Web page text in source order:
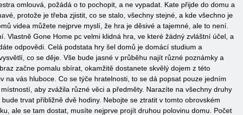
omlouvá, požádá o to pochopit, a ne vypadat. Kate přijde do domu a
protože je třeba zjistit, co se stalo, všechny stejné, a kde všechno je
videa můžete nejprve myslí, že hra je děsivé a tajemné, ale to není.
Vlastně Gone Home pc velmi klidná hra, ve které žádný zvláštní účel, a
odpovědi. Celá podstata hry šel domů je domácí studium a
co se děje. Vše bude jasné v průběhu najít různé poznámky a
začne pomalu sbírat, okamžitě dostanete skvělý dojem z této
vás hluboce. Co se týče hratelnosti, to se dá popsat pouze jedním
aby zvážila různé věci a předměty. Narazíte na všechny druhy
trvat přibližně dvě hodiny. Nebojte se ztratit v tomto obrovském
ale se tam dostat, musíte nejprve projít druhou polovinu domu. Počet